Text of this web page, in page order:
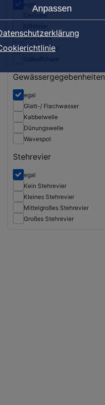
Anpassen
egal
Onshore
Sideshore
Sideonshore
Gewässergegebenheiten
egal
Glatt-/ Flachwasser
Kabbelwelle
Dünungswelle
Wavespot
Stehrevier
egal
Kein Stehrevier
Kleines Stehrevier
Mittelgroßes Stehrevier
Großes Stehrevier